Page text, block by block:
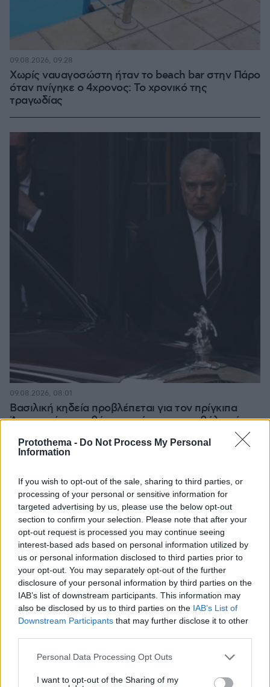
Protothema - Do Not Process My Personal
Information
If you wish to opt-out of the sale, sharing to third parties, or
processing of your personal or sensitive information for
targeted advertising by us, please use the below opt-out
section to confirm your selection. Please note that after your
opt-out request is processed you may continue seeing
interest-based ads based on personal information utilized by
us or personal information disclosed to third parties prior to
your opt-out. You may separately opt-out of the further
disclosure of your personal information by third parties on the
IAB’s list of downstream participants. This information may
also be disclosed by us to third parties on the IAB’s List of
Downstream Participants that may further disclose it to other
Please note that this website/app uses one or more Google
not limited to your visit or usage behaviour. You may click to
Personal Data Processing Opt Outs
I want to opt-out of the Sharing of my
Χωρίς ναυαγοσώστη ήταν το beach bar στην Πάρο
όταν πνίγηκε ο 4χρονος: Το χρονικό της
τραγωδίας
09.08.2026, 09:28
Βασιλική κηδεία προβλέπεται για τον πρίγκιπα
Άντριου όταν πεθάνει παρά την αποκαθήλωσή
09.08.2026, 08:01
στα Επείγοντα του Ερυθρού Σταυρού,
την άρπαξε από τα μαλλιά και τη
χτύπησε σε πόρτες - Τι καταγγέλλει η
ΠΟΕΔΗΝ
πριν 25 λεπτά 2
Στο 401 οι δύο αστυνομικοί μετά το
τροχαίο στην Αθηνών-Σουνίου, πώς
έγινε η σφοδρή σύγκρουση με
αυτοκίνητο τουριστών
Η Βαλέρια Χοψονίδου βάφτισε τον γιο